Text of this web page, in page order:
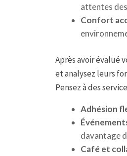
attentes
Confort
Après avoir évalué
et analysez leurs
Pensez à des
Adhésion
davantage
Café et